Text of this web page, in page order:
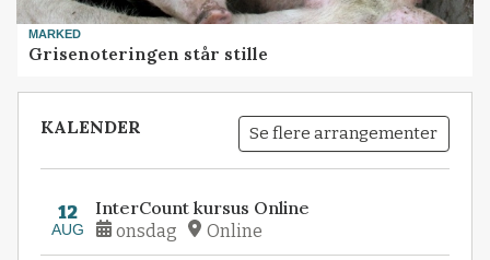
MARKED
Grisenoteringen står stille
KALENDER Se flere arrangementer
12
AUG
InterCount kursus Online
onsdag Online